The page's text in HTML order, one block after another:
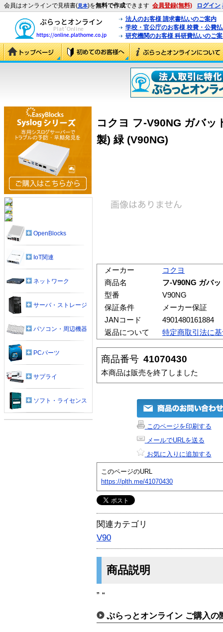
会員はオンラインで見積書(見本)を無料で作成できます 会員登録(無料) ログイン
法人のお客様 請求書払いのご案内
学校・官公庁のお客様 校費・公費
研究機関のお客様 科研費払いのご
コクヨ フ-V90NG ガバッ
製) 緑 (V90NG)
メーカー
コクヨ
商品名
フ-V90NG ガバ
型番
V90NG
保証条件
メーカー保証
JANコード
4901480161884
返品について
特定商取引法に
商品番号 41070430
本商品は販売を終了しました
このページを印刷する
メールでURLを送る
お気に入りに追加する
このページのURL
https://plth.me/41070430
関連カテゴリ
V90
商品説明
” “
ぷらっとオンライン ご購入の
OpenBlocks
IoT関連
ネットワーク
サーバ・ストレージ
パソコン・周辺機器
PCパーツ
サプライ
ソフト・ライセンス